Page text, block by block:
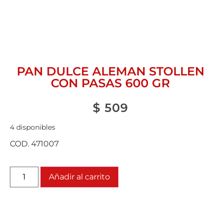
PAN DULCE ALEMAN STOLLEN
CON PASAS 600 GR
$ 509
4 disponibles
COD. 471007
Añadir al carrito